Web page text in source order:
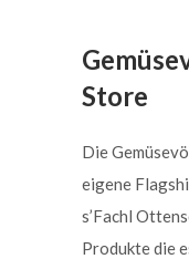
Store
Die
eigene
s’Fachl
Produkte die